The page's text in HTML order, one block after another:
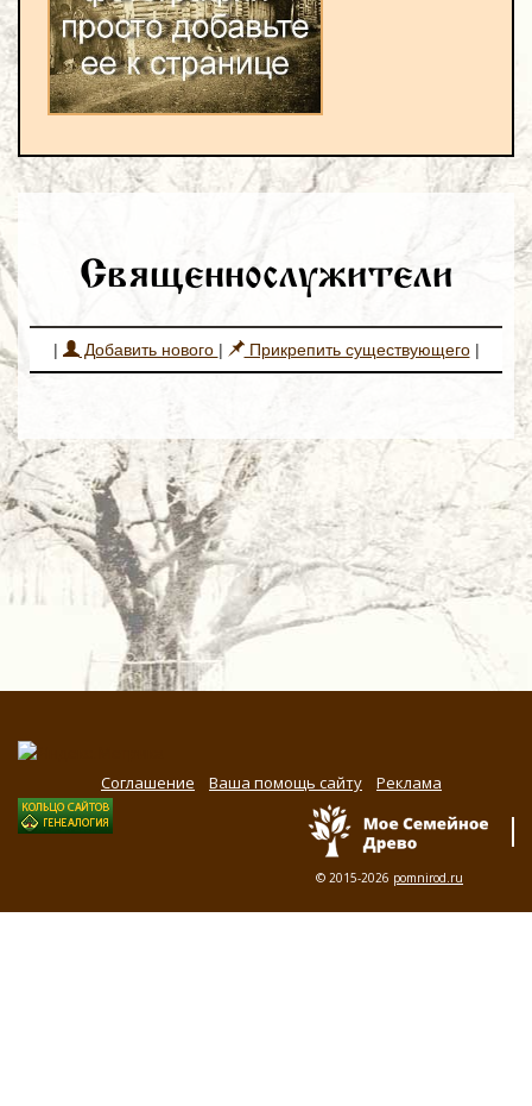
Священнослужители
| Добавить нового | Прикрепить существующего|
Соглашение Ваша помощь сайту Реклама
© 2015-2026 pomnirod.ru